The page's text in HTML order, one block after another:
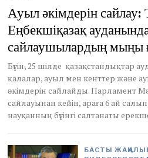
2
5
,
2
2
1
Ауыл әкімдерін сайлау:
Еңбекшіқазақ
сайлаушылардың мыңы
Бүгін, 25 шілде қазақстандықтар
қалалар, ауыл мен кенттер және
әкімдерін сайлайды. Парламент
сайлауынан кейін, араға 6 ай
науқанның бүгінгі салтанаты
БАСТЫ